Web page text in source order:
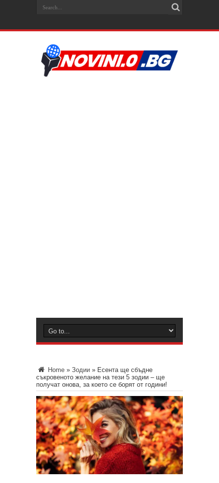
Home » Зодии » Есента ще сбъдне
съкровеното желание на тези 5 зодии – ще
получат онова, за което се борят от години!